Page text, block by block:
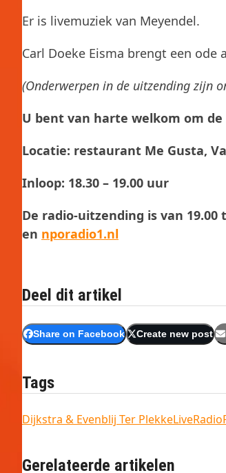
Er is livemuziek van Meyendel.
Carl Doeke Eisma brengt een ode
(Onderwerpen in de uitzending zijn
U bent van harte welkom om
Locatie: restaurant Me Gusta,
Inloop: 18.30 – 19.00 uur
De radio-uitzending is van 19.00
en nporadio1.nl
Deel dit artikel
Share on Facebook Create new post
Tags
Dijkstra & Evenblij Ter PlekkeLiveRadio
Gerelateerde artikelen